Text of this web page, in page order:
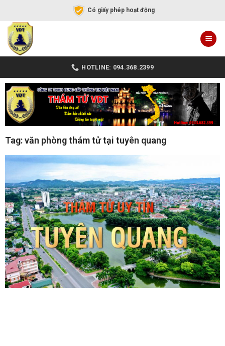
Có giấy phép hoạt động
HOTLINE: 094.368.2399
Tag: văn phòng thám tử tại tuyên quang